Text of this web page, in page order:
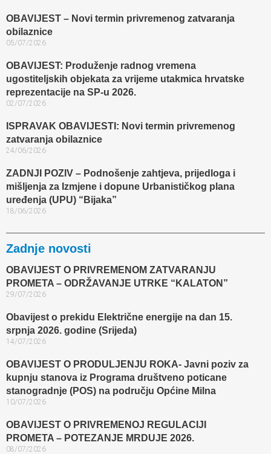
OBAVIJEST – Novi termin privremenog zatvaranja
obilaznice​
05/07/2026
OBAVIJEST: Produženje radnog vremena
ugostiteljskih objekata za vrijeme utakmica hrvatske
reprezentacije na SP-u 2026.
02/07/2026
ISPRAVAK OBAVIJESTI: Novi termin privremenog
zatvaranja obilaznice​
24/06/2026
ZADNJI POZIV – Podnošenje zahtjeva, prijedloga i
mišljenja za Izmjene i dopune Urbanističkog plana
uređenja (UPU) “Bijaka”
18/06/2026
Zadnje novosti
OBAVIJEST O PRIVREMENOM ZATVARANJU
PROMETA – ODRŽAVANJE UTRKE “KALATON”
29/07/2026
Obavijest o prekidu Električne energije na dan 15.
srpnja 2026. godine (Srijeda)
14/07/2026
OBAVIJEST O PRODULJENJU ROKA- Javni poziv za
kupnju stanova iz Programa društveno poticane
stanogradnje (POS) na području Općine Milna
10/07/2026
OBAVIJEST O PRIVREMENOJ REGULACIJI
PROMETA – POTEZANJE MRDUJE 2026.
08/07/2026